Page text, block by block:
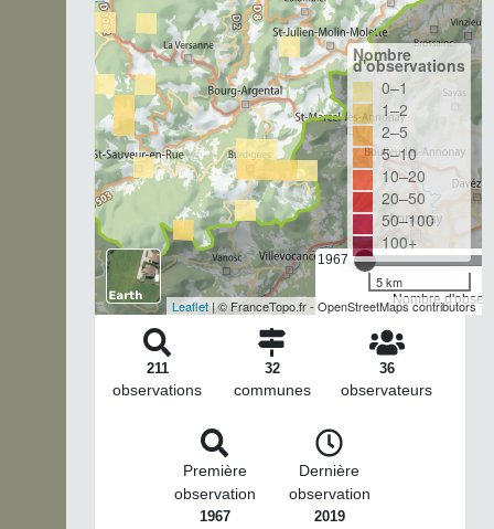
1967
Nombre
Nombre
d'observations
0–1
1–2
2–5
5–10
10–20
20–50
50–100
100+
5 km
Leaflet | © FranceTopo.fr - OpenStreetMaps contributors
211
observations
32
communes
36
observateurs
Première
observation
1967
Dernière
observation
2019